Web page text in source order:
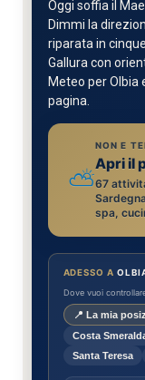
Oggi soffia il
Dimmi la
riparata in
Gallura con
Meteo per Olbia
pagina.
⛅
NON E
Apri il
67
spa,
ADESSO A
Dove vuoi
📍 La mia
Costa
Santa Teresa